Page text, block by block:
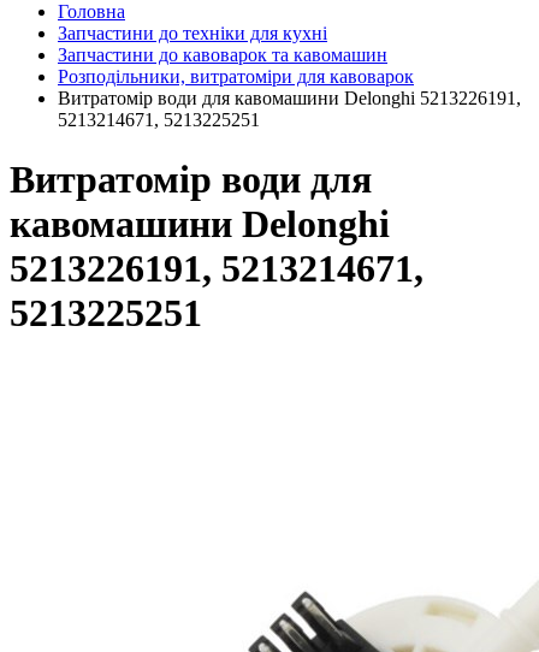
Головна
Запчастини до техніки для кухні
Запчастини до кавоварок та кавомашин
Розподільники, витратоміри для кавоварок
Витратомір води для кавомашини Delonghi 5213226191,
5213214671, 5213225251
Витратомір води для
кавомашини Delonghi
5213226191, 5213214671,
5213225251